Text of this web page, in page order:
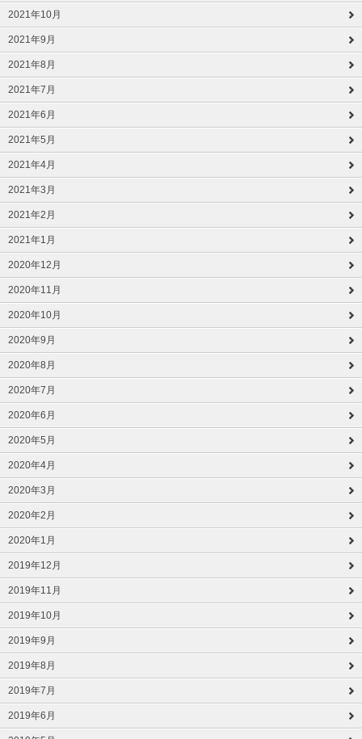
2021年10月
2021年9月
2021年8月
2021年7月
2021年6月
2021年5月
2021年4月
2021年3月
2021年2月
2021年1月
2020年12月
2020年11月
2020年10月
2020年9月
2020年8月
2020年7月
2020年6月
2020年5月
2020年4月
2020年3月
2020年2月
2020年1月
2019年12月
2019年11月
2019年10月
2019年9月
2019年8月
2019年7月
2019年6月